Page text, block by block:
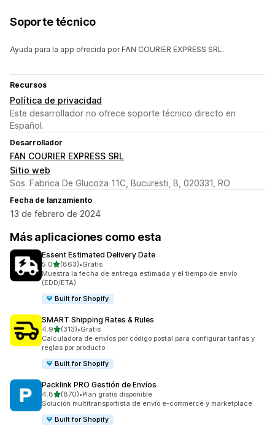
Soporte técnico
Ayuda para la app ofrecida por FAN COURIER EXPRESS SRL.
Recursos
Política de privacidad
Este desarrollador no ofrece soporte técnico directo en
Español.
Desarrollador
FAN COURIER EXPRESS SRL
Sitio web
Sos. Fabrica De Glucoza 11C, Bucuresti, B, 020331, RO
Fecha de lanzamiento
13 de febrero de 2024
Más aplicaciones como esta
Essent Estimated Delivery Date
5.0de 5 estrellas
(863)
863 reseñas en total
•Gratis
Muestra la fecha de entrega estimada y el tiempo de envío
(EDD/ETA)
Built for Shopify
SMART Shipping Rates & Rules
4.9de 5 estrellas
(313)
313 reseñas en total
•Gratis
Calculadora de envíos por código postal para configurar tarifas y
reglas por producto
Built for Shopify
Packlink PRO Gestión de Envíos
4.8de 5 estrellas
(870)
870 reseñas en total
•Plan gratis disponible
Solución multitransportista de envío e-commerce y marketplace
Built for Shopify